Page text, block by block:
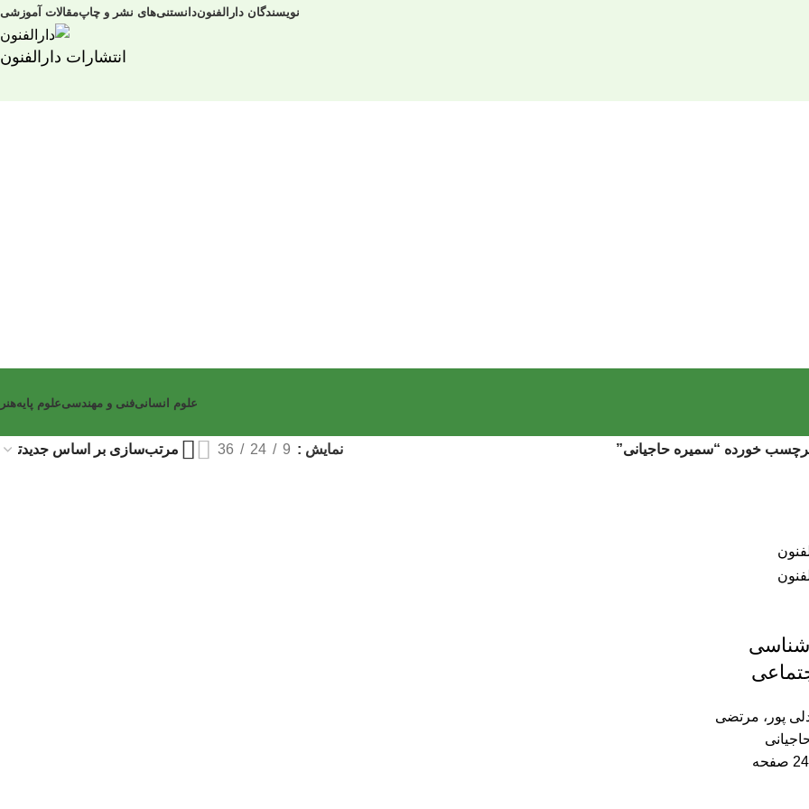
نویسندگان دارالفنوندانستنی‌های نشر و چاپمقالات آموزشی
انتشارات دارالفنون
علوم انسانیفنی و مهندسیعلوم پایههنر
خورده “سمیره حاجیانی” نمایش 9
24
36
پور، مرتضی